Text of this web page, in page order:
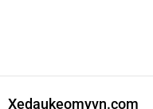
Xedaukeomyvn.com